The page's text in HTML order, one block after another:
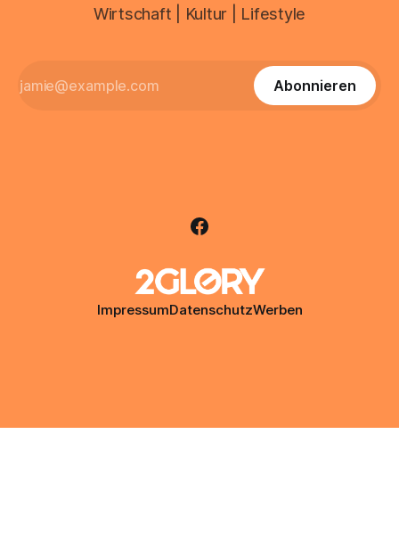
Wirtschaft | Kultur | Lifestyle
Abonnieren
ImpressumDatenschutzWerben